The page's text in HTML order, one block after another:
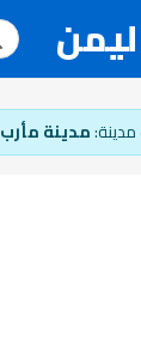
مدينة:مدينة مأرب